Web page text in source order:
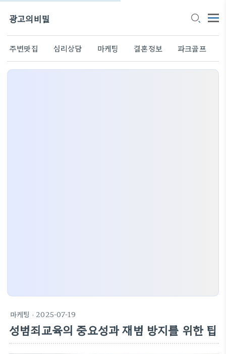
광고의비밀
주변맛집 심리상담 마케팅 결혼정보 파크골프
마케팅 · 2025-07-19
성범죄교육의 중요성과 재범 방지를 위한 팁